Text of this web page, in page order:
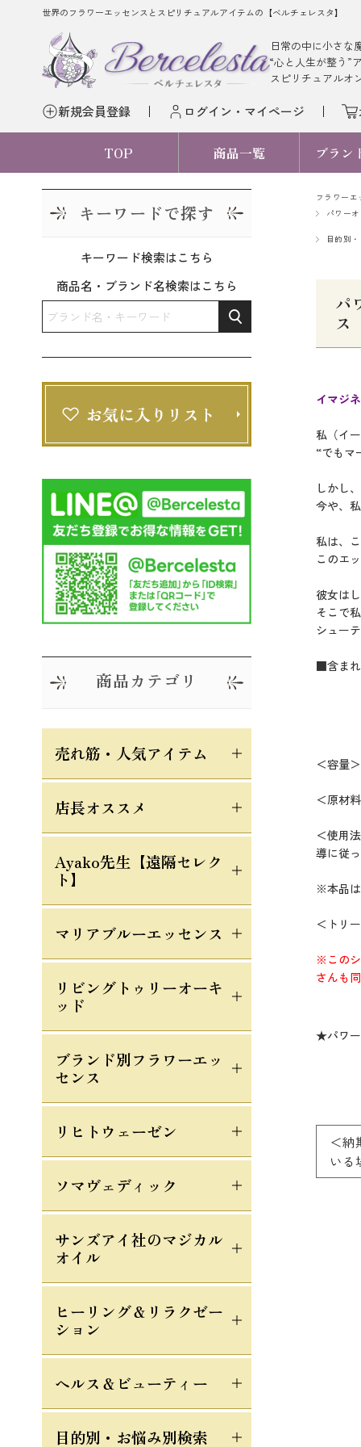
世界のフラワーエッセンスとスピリチュアルアイテムの【ベルチェレスタ】
日常の中に小さな
“心と人生が整う”
スピリチュアルオ
新規会員登録 ログイン・マイページ
TOP 商品一覧 ブラン
フラワー
パワー
目的別
パ
ス
イマジ
私（イ
“でもマ
しかし
今や、
私は、
このエ
彼女は
そこで
シュー
■含まれ
＜容量
＜原材
＜使用
導に従
※本品
＜トリ
※この
さんも
★パワー
＜納
い
キーワードで探す
キーワード検索はこちら
商品名・ブランド名検索はこちら
商品カテゴリ
売れ筋・人気アイテム
店長オススメ
Ayako先生【遠隔セレク
ト】
マリアブルーエッセンス
リビングトゥリーオーキ
ッド
ブランド別フラワーエッ
センス
リヒトウェーゼン
ソマヴェディック
サンズアイ社のマジカル
オイル
ヒーリング＆リラクゼー
ション
ヘルス＆ビューティー
目的別・お悩み別検索